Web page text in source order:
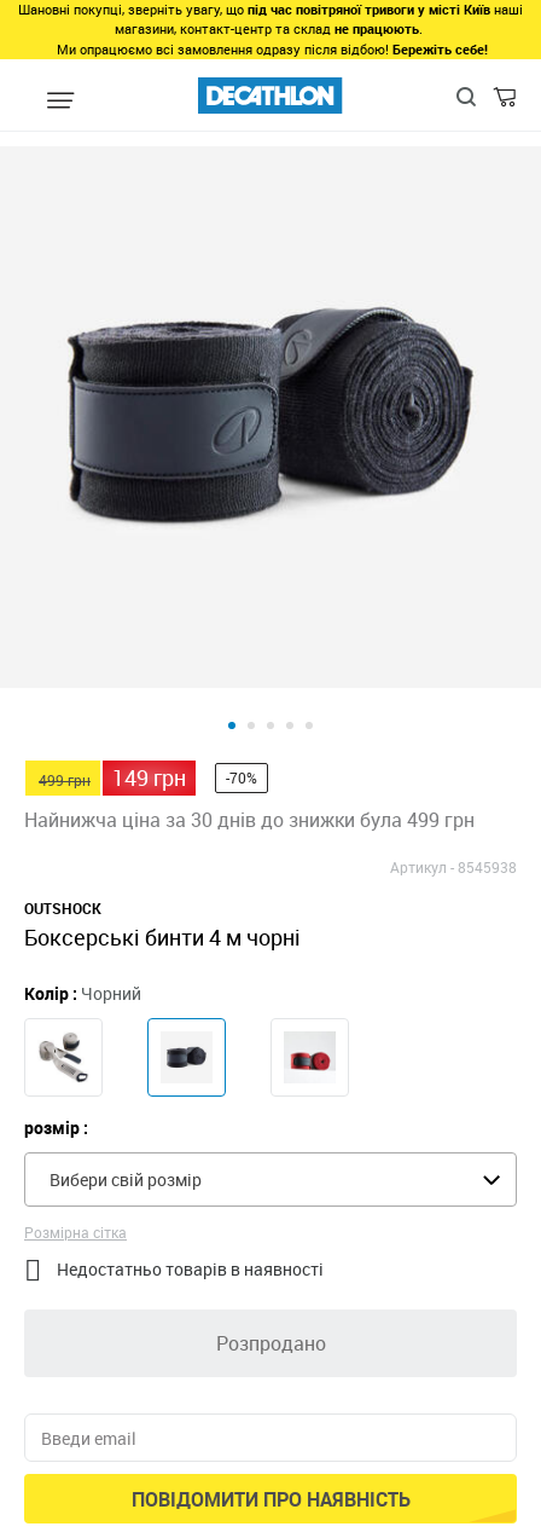
Шановні покупці, зверніть увагу, що під час повітряної тривоги у місті Київ наші
магазини, контакт-центр та склад не працюють.
Ми опрацюємо всі замовлення одразу після відбою! Бережіть себе!
Види спорту Бойові мистецтва Бокс Рукавиці, снарядні
499 грн 149 грн -70%
Найнижча ціна за 30 днів до знижки була 499 грн
Артикул -8545938
OUTSHOCK
Боксерські бинти 4 м чорні
Колір : Чорний
розмір :
Вибери свій розмір
Розмірна сітка
 Недостатньо товарів в наявності
Розпродано
ПОВІДОМИТИ ПРО НАЯВНІСТЬ